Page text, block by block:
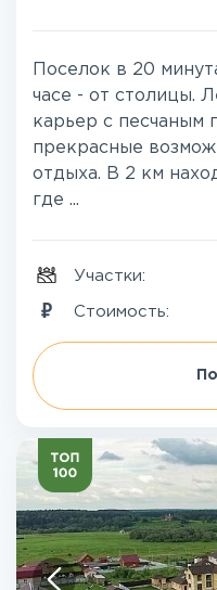
Поселок в 20
часе - от столицы.
карьер с песчаным
прекрасные
отдыха. В 2 км
где ...
Участки:
Стоимость: